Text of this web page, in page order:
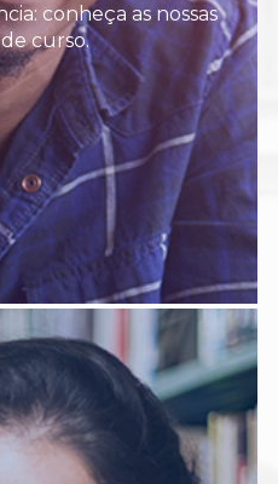
conheça as nossas
curso.